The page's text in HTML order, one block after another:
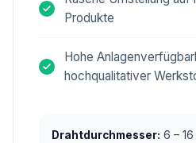
Produkte
Hohe
hochqualitativer
Drahtdurchmesser: 6 – 16